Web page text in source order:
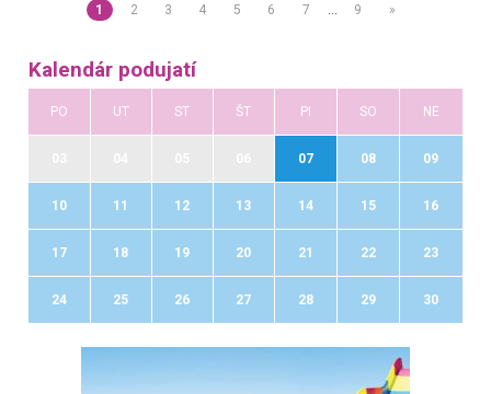
1 2 3 4 5 6 7 9 »
Kalendár podujatí
PO UT ST ŠT PI SO NE
07 08 09
10 11 12 13 14 15 16
17 18 19 20 21 22 23
24 25 26 27 28 29 30